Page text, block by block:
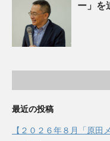
ー」を
最近の投稿
【２０２６年８月「原田